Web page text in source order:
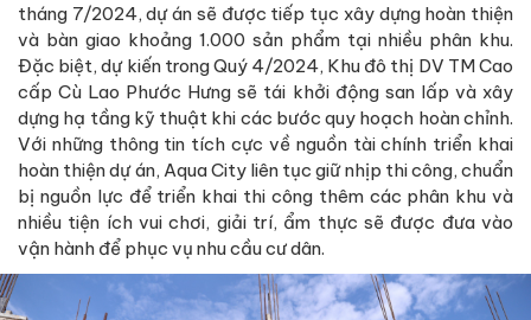
tháng 7/2024, dự án sẽ được tiếp tục xây dựng hoàn thiện
và bàn giao khoảng 1.000 sản phẩm tại nhiều phân khu.
Đặc biệt, dự kiến trong Quý 4/2024, Khu đô thị DV TM Cao
cấp Cù Lao Phước Hưng sẽ tái khởi động san lấp và xây
dựng hạ tầng kỹ thuật khi các bước quy hoạch hoàn chỉnh.
Với những thông tin tích cực về nguồn tài chính triển khai
hoàn thiện dự án, Aqua City liên tục giữ nhịp thi công, chuẩn
bị nguồn lực để triển khai thi công thêm các phân khu và
nhiều tiện ích vui chơi, giải trí, ẩm thực sẽ được đưa vào
vận hành để phục vụ nhu cầu cư dân.